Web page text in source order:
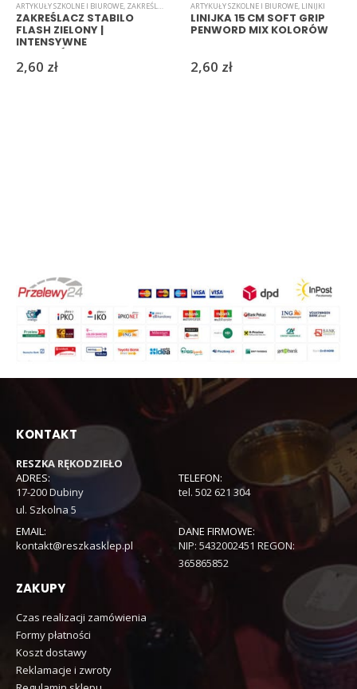
ARTYKUŁY SZKOLNE I BIUROWE, ZAKREŚLACZE
ZAKREŚLACZ STABILO
FLASH ZIELONY |
INTENSYWNE
2,60 zł
ARTYKUŁY SZKOLNE I BIUROWE, LINIJKI
LINIJKA 15 CM SOFT GRIP
PENWORD MIX KOLORÓW
2,60 zł
KONTAKT
RESZKA RĘKODZIEŁO
ADRES:
17-200 Dubiny
ul. Szkolna 5
TELEFON:
tel. 502 621 304
EMAIL:
kontakt@reszkasklep.pl
DANE FIRMOWE:
NIP: 5432002451 REGON:
365865852
ZAKUPY
Czas realizacji zamówienia
Formy płatności
Koszt dostawy
Reklamacje i zwroty